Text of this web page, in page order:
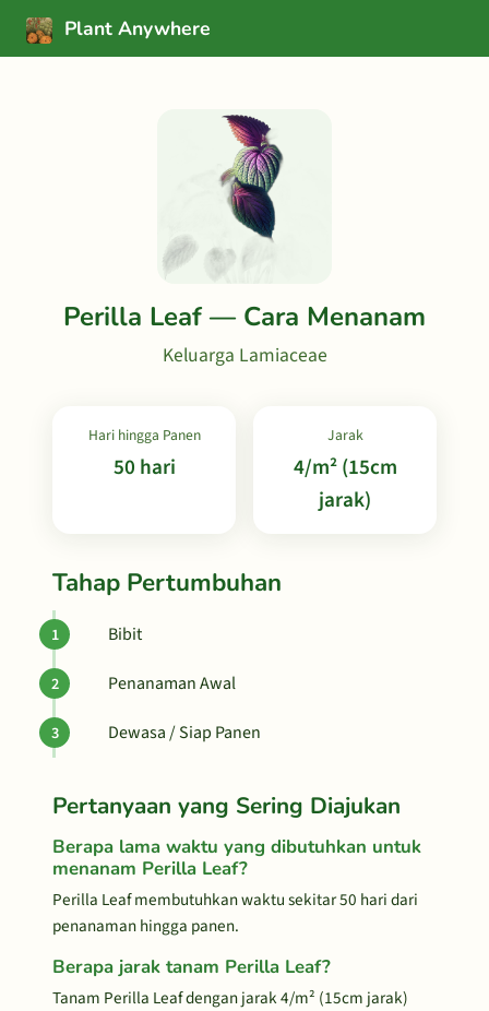
Plant Anywhere
Perilla Leaf — Cara Menanam
Keluarga Lamiaceae
Hari hingga Panen
50 hari
Jarak
4/m² (15cm
jarak)
Tahap Pertumbuhan
Bibit
Penanaman Awal
Dewasa / Siap Panen
Pertanyaan yang Sering Diajukan
Berapa lama waktu yang dibutuhkan untuk
menanam Perilla Leaf?
Perilla Leaf membutuhkan waktu sekitar 50 hari dari
penanaman hingga panen.
Berapa jarak tanam Perilla Leaf?
Tanam Perilla Leaf dengan jarak 4/m² (15cm jarak)